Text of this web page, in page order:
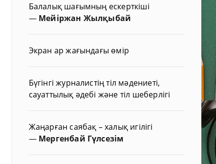
Балалық шағымның ескерткіші
— Мейіржан Жылқыбай
Экран ар жағындағы өмір
Бүгінгі журналистің тіл мәдениеті,
сауаттылық әдебі және тіл шеберлігі
Жаңарған саябақ – халық игілігі
— Мергенбай Гүлсезім